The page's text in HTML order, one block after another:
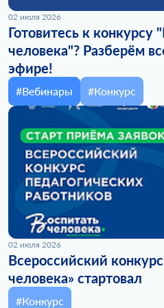
02 июля 2026
Готовитесь к конкурсу
человека"? Разберём
эфире!
#Вебинары #Конкурс
02 июля 2026
Всероссийский
человека» стартовал
#Конкурс